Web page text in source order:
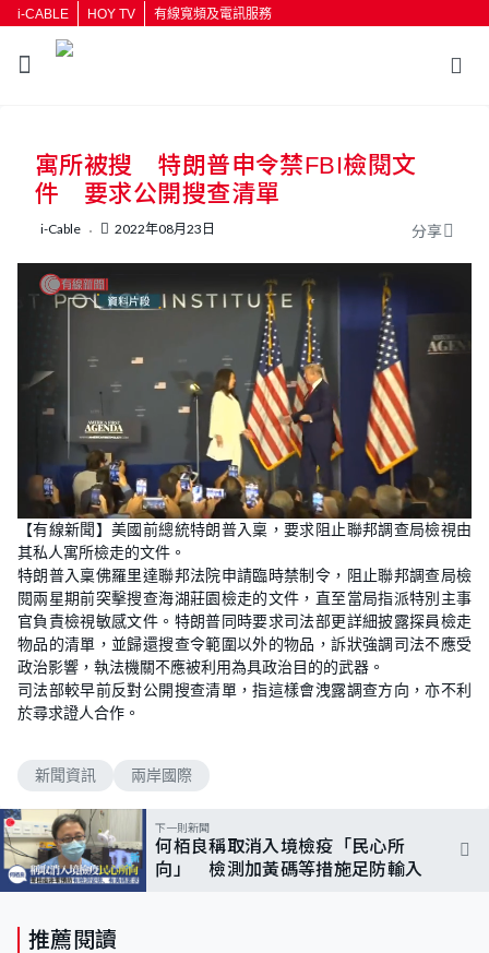
i-CABLE HOY TV 有線寬頻及電訊服務
按輸入鍵開始搜尋
寓所被搜 特朗普申令禁FBI檢閱文
件 要求公開搜查清單
i-Cable 2022年08月23日 分享
U
n
m
u
t
e
L
o
a
d
:
1
0
0
.
0
0
%
【有線新聞】美國前總統特朗普入稟，要求阻止聯邦調查局檢視由
其私人寓所檢走的文件。
特朗普入稟佛羅里達聯邦法院申請臨時禁制令，阻止聯邦調查局檢
閱兩星期前突擊搜查海湖莊園檢走的文件，直至當局指派特別主事
官負責檢視敏感文件。特朗普同時要求司法部更詳細披露探員檢走
物品的清單，並歸還搜查令範圍以外的物品，訴狀強調司法不應受
政治影響，執法機關不應被利用為具政治目的的武器。
司法部較早前反對公開搜查清單，指這樣會洩露調查方向，亦不利
於尋求證人合作。
新聞資訊 兩岸國際
下一則新聞
何栢良稱取消入境檢疫「民心所
向」 檢測加黃碼等措施足防輸入
推薦閱讀